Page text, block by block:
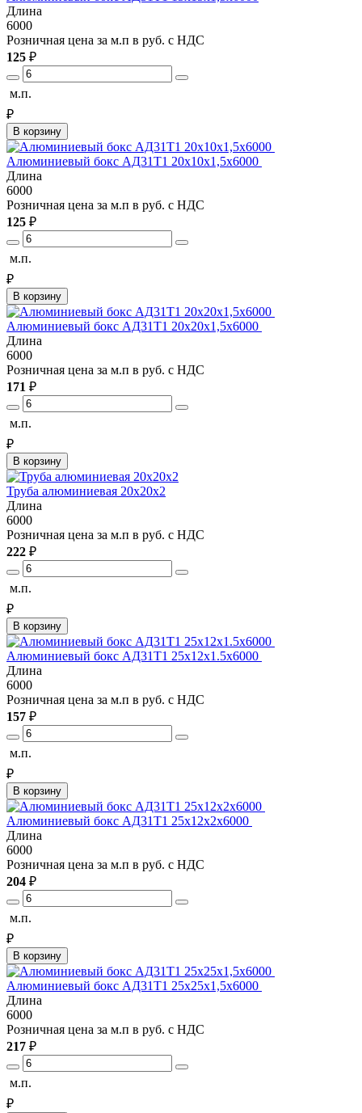
Длина
6000
Розничная цена за м.п в руб. с НДС
125 ₽
м.п.
₽
В корзину
Алюминиевый бокс АД31Т1 20х10х1,5х6000
Длина
6000
Розничная цена за м.п в руб. с НДС
125 ₽
м.п.
₽
В корзину
Алюминиевый бокс АД31Т1 20х20х1,5х6000
Длина
6000
Розничная цена за м.п в руб. с НДС
171 ₽
м.п.
₽
В корзину
Труба алюминиевая 20х20х2
Длина
6000
Розничная цена за м.п в руб. с НДС
222 ₽
м.п.
₽
В корзину
Алюминиевый бокс АД31Т1 25х12х1.5х6000
Длина
6000
Розничная цена за м.п в руб. с НДС
157 ₽
м.п.
₽
В корзину
Алюминиевый бокс АД31Т1 25х12х2х6000
Длина
6000
Розничная цена за м.п в руб. с НДС
204 ₽
м.п.
₽
В корзину
Алюминиевый бокс АД31Т1 25х25х1,5х6000
Длина
6000
Розничная цена за м.п в руб. с НДС
217 ₽
м.п.
₽